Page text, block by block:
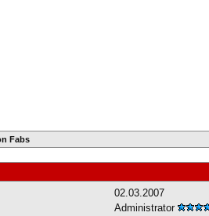
Fabs
02.03.2007
Administrator